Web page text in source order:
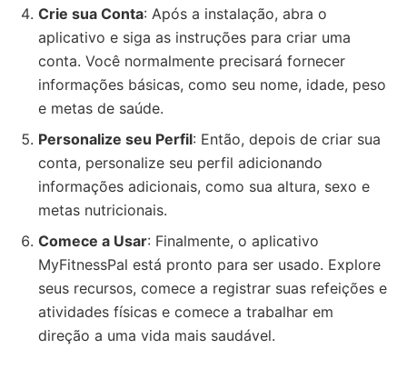
Crie sua Conta: Após a instalação, abra o
aplicativo e siga as instruções para criar uma
conta. Você normalmente precisará fornecer
informações básicas, como seu nome, idade, peso
e metas de saúde.
Personalize seu Perfil: Então, depois de criar sua
conta, personalize seu perfil adicionando
informações adicionais, como sua altura, sexo e
metas nutricionais.
Comece a Usar: Finalmente, o aplicativo
MyFitnessPal está pronto para ser usado. Explore
seus recursos, comece a registrar suas refeições e
atividades físicas e comece a trabalhar em
direção a uma vida mais saudável.